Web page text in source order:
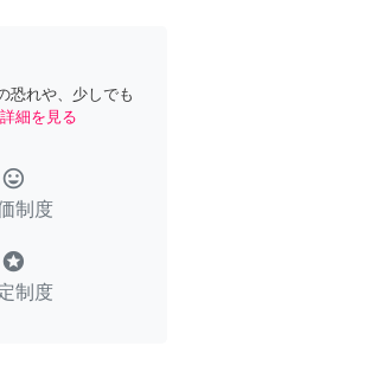
恐れや、少しでも
詳細を見る
tag_faces
制度
stars
制度